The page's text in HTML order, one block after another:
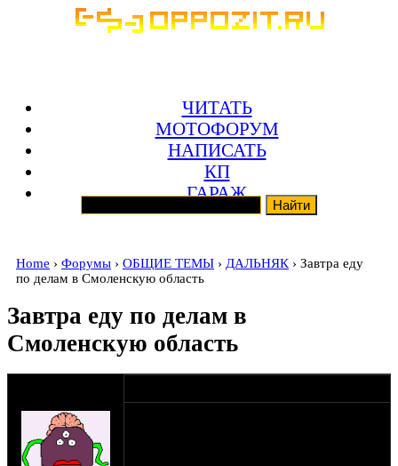
ЧИТАТЬ
МОТОФОРУМ
НАПИСАТЬ
КП
ГАРАЖ
Home › Форумы › ОБЩИЕ ТЕМЫ › ДАЛЬНЯК › Завтра еду
по делам в Смоленскую область
Завтра еду по делам в
Смоленскую область